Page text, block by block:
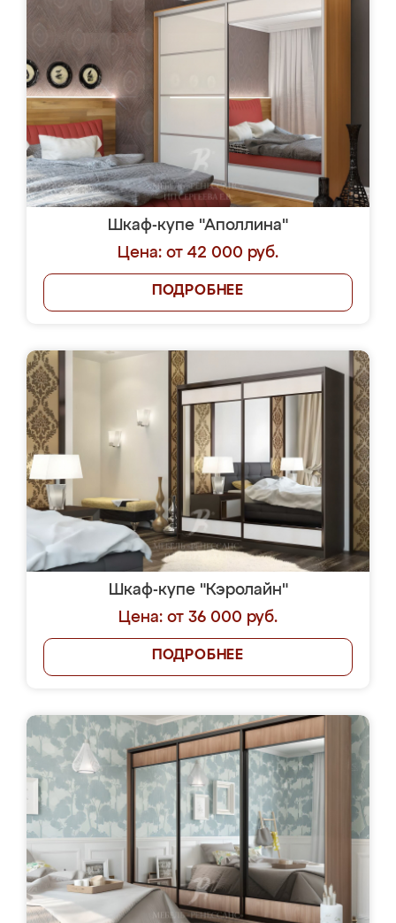
Шкаф-купе "Аполлина"
Цена: от 42 000 руб.
ПОДРОБНЕЕ
Шкаф-купе "Кэролайн"
Цена: от 36 000 руб.
ПОДРОБНЕЕ